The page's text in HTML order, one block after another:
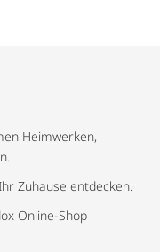
Heimwerken,
Zuhause entdecken.
Online-Shop